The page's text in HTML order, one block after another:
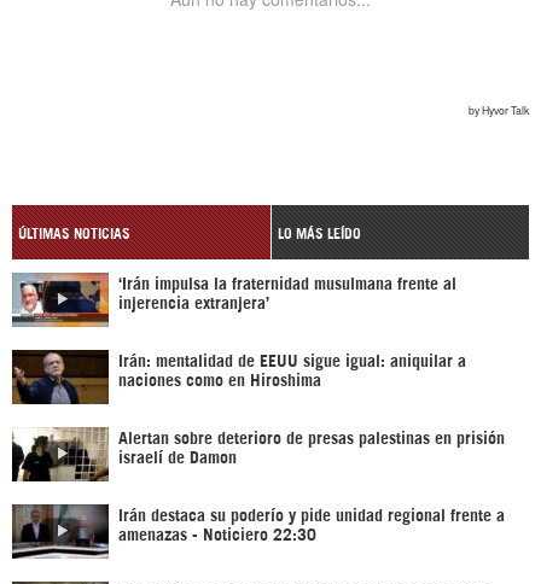
ÚLTIMAS NOTICIAS LO MÁS LEÍDO
‘Irán impulsa la fraternidad musulmana frente al
injerencia extranjera’
Irán: mentalidad de EEUU sigue igual: aniquilar a
naciones como en Hiroshima
Alertan sobre deterioro de presas palestinas en prisión
israelí de Damon
Irán destaca su poderío y pide unidad regional frente a
amenazas - Noticiero 22:30